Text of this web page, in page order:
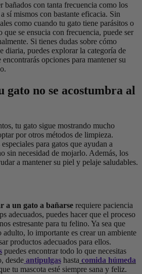
bañados con tanta frecuencia como los
sí mismos con bastante eficacia. Sin
como cuando tu gato tiene parásitos o
que se ensucia con frecuencia, puede ser
Si tienes dudas sobre cómo
diaria, puedes explorar la categoría de
encontrarás opciones para mantener su
gato no se acostumbra al
tu gato sigue mostrando mucho
por otros métodos de limpieza.
para gatos que ayudan a
sin necesidad de mojarlo. Además, los
a mantener su piel y pelaje saludables.
a un gato a bañarse requiere paciencia
adecuados, puedes hacer que el proceso
estresante para tu felino. Ya sea que
adulto, lo importante es crear un ambiente
productos adecuados para ellos.
puedes encontrar todo lo que necesitas
desde antipulgas hasta comida húmeda
tu mascota esté siempre sana y feliz.